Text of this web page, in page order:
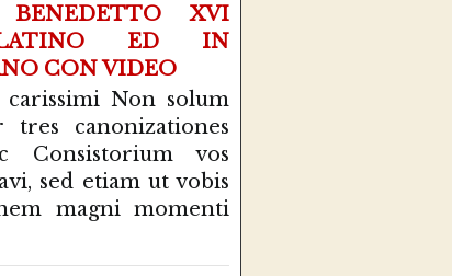
BENEDETTO XVI
ED IN
CON VIDEO
carissimi Non solum
tres canonizationes
Consistorium vos
sed etiam ut vobis
magni momenti